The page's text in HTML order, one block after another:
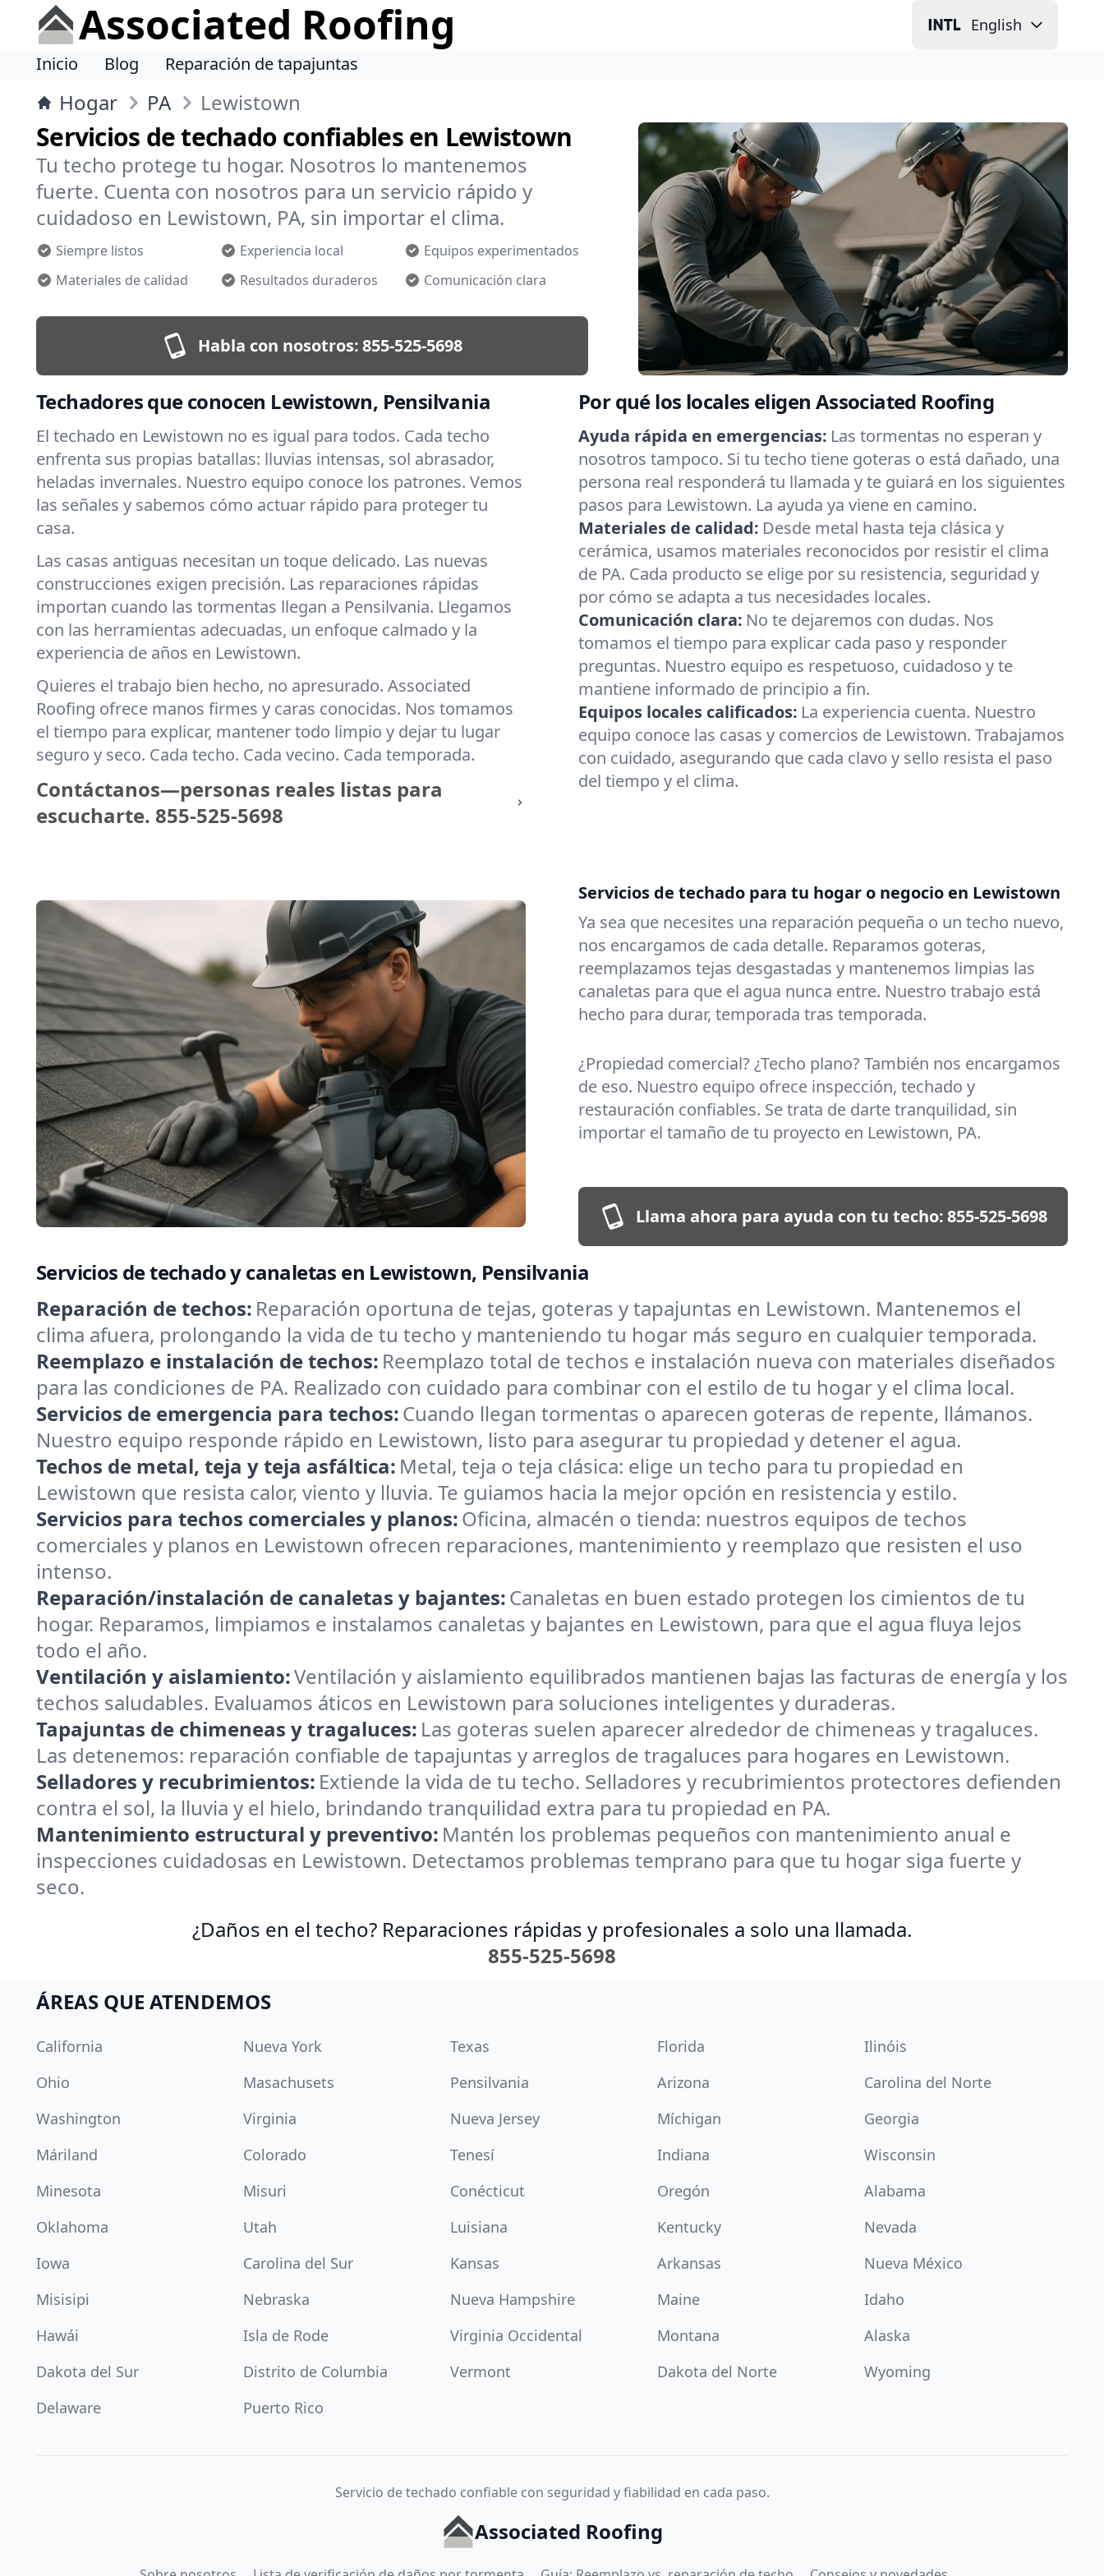
Associated Roofing English
Inicio Blog Reparación de tapajuntas
Hogar PA Lewistown
Servicios de techado confiables en Lewistown
Tu techo protege tu hogar. Nosotros lo mantenemos
fuerte. Cuenta con nosotros para un servicio rápido y
cuidadoso en Lewistown, PA, sin importar el clima.
Siempre listos Experiencia local
Equipos experimentados
Materiales de calidad
Resultados duraderos Comunicación clara
Habla con nosotros:855-525-5698
Techadores que conocen Lewistown, Pensilvania
El techado en Lewistown no es igual para todos. Cada techo
enfrenta sus propias batallas: lluvias intensas, sol abrasador,
heladas invernales. Nuestro equipo conoce los patrones. Vemos
las señales y sabemos cómo actuar rápido para proteger tu
casa.
Las casas antiguas necesitan un toque delicado. Las nuevas
construcciones exigen precisión. Las reparaciones rápidas
importan cuando las tormentas llegan a Pensilvania. Llegamos
con las herramientas adecuadas, un enfoque calmado y la
experiencia de años en Lewistown.
Quieres el trabajo bien hecho, no apresurado. Associated
Roofing ofrece manos firmes y caras conocidas. Nos tomamos
el tiempo para explicar, mantener todo limpio y dejar tu lugar
seguro y seco. Cada techo. Cada vecino. Cada temporada.
Contáctanos—personas reales listas para
escucharte. 855-525-5698
Por qué los locales eligen Associated Roofing
Ayuda rápida en emergencias: Las tormentas no esperan y
nosotros tampoco. Si tu techo tiene goteras o está dañado, una
persona real responderá tu llamada y te guiará en los siguientes
pasos para Lewistown. La ayuda ya viene en camino.
Materiales de calidad: Desde metal hasta teja clásica y
cerámica, usamos materiales reconocidos por resistir el clima
de PA. Cada producto se elige por su resistencia, seguridad y
por cómo se adapta a tus necesidades locales.
Comunicación clara: No te dejaremos con dudas. Nos
tomamos el tiempo para explicar cada paso y responder
preguntas. Nuestro equipo es respetuoso, cuidadoso y te
mantiene informado de principio a fin.
Equipos locales calificados: La experiencia cuenta. Nuestro
equipo conoce las casas y comercios de Lewistown. Trabajamos
con cuidado, asegurando que cada clavo y sello resista el paso
del tiempo y el clima.
Servicios de techado para tu hogar o negocio en Lewistown
Ya sea que necesites una reparación pequeña o un techo nuevo,
nos encargamos de cada detalle. Reparamos goteras,
reemplazamos tejas desgastadas y mantenemos limpias las
canaletas para que el agua nunca entre. Nuestro trabajo está
hecho para durar, temporada tras temporada.
¿Propiedad comercial? ¿Techo plano? También nos encargamos
de eso. Nuestro equipo ofrece inspección, techado y
restauración confiables. Se trata de darte tranquilidad, sin
importar el tamaño de tu proyecto en Lewistown, PA.
Llama ahora para ayuda con tu techo:855-525-5698
Servicios de techado y canaletas en Lewistown, Pensilvania
Reparación de techos: Reparación oportuna de tejas, goteras y tapajuntas en Lewistown. Mantenemos el
clima afuera, prolongando la vida de tu techo y manteniendo tu hogar más seguro en cualquier temporada.
Reemplazo e instalación de techos: Reemplazo total de techos e instalación nueva con materiales diseñados
para las condiciones de PA. Realizado con cuidado para combinar con el estilo de tu hogar y el clima local.
Servicios de emergencia para techos:Cuando llegan tormentas o aparecen goteras de repente, llámanos.
Nuestro equipo responde rápido en Lewistown, listo para asegurar tu propiedad y detener el agua.
Techos de metal, teja y teja asfáltica: Metal, teja o teja clásica: elige un techo para tu propiedad en
Lewistown que resista calor, viento y lluvia. Te guiamos hacia la mejor opción en resistencia y estilo.
Servicios para techos comerciales y planos:Oficina, almacén o tienda: nuestros equipos de techos
comerciales y planos en Lewistown ofrecen reparaciones, mantenimiento y reemplazo que resisten el uso
intenso.
Reparación/instalación de canaletas y bajantes:Canaletas en buen estado protegen los cimientos de tu
hogar. Reparamos, limpiamos e instalamos canaletas y bajantes en Lewistown, para que el agua fluya lejos
todo el año.
Ventilación y aislamiento:Ventilación y aislamiento equilibrados mantienen bajas las facturas de energía y los
techos saludables. Evaluamos áticos en Lewistown para soluciones inteligentes y duraderas.
Tapajuntas de chimeneas y tragaluces: Las goteras suelen aparecer alrededor de chimeneas y tragaluces.
Las detenemos: reparación confiable de tapajuntas y arreglos de tragaluces para hogares en Lewistown.
Selladores y recubrimientos: Extiende la vida de tu techo. Selladores y recubrimientos protectores defienden
contra el sol, la lluvia y el hielo, brindando tranquilidad extra para tu propiedad en PA.
Mantenimiento estructural y preventivo: Mantén los problemas pequeños con mantenimiento anual e
inspecciones cuidadosas en Lewistown. Detectamos problemas temprano para que tu hogar siga fuerte y
seco.
¿Daños en el techo? Reparaciones rápidas y profesionales a solo una llamada.
855-525-5698
ÁREAS QUE ATENDEMOS
California Nueva York Texas Florida
Ilinóis
Ohio
Masachusets Pensilvania Arizona
Carolina del Norte
Washington
Virginia Nueva Jersey Míchigan
Georgia
Máriland
Colorado Tenesí Indiana
Wisconsin
Minesota
Misuri Conécticut Oregón
Alabama
Oklahoma
Utah Luisiana Kentucky
Nevada
Iowa
Carolina del Sur Kansas Arkansas
Nueva México
Misisipi
Nebraska Nueva Hampshire Maine
Idaho
Hawái
Isla de Rode Virginia Occidental Montana
Alaska
Dakota del Sur
Distrito de Columbia Vermont Dakota del Norte
Wyoming
Delaware
Puerto Rico
Servicio de techado confiable con seguridad y fiabilidad en cada paso.
Associated Roofing